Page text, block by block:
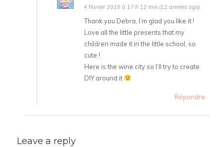
4 février 2015 à 17 h 12 min (12 années ago)
Thank you Debra, I’m glad you like it !
Love all the little presents that my
children made it in the little school, so
cute !
Here is the wine city so I’ll try to create
DIY around it
Répondre
Leave a reply